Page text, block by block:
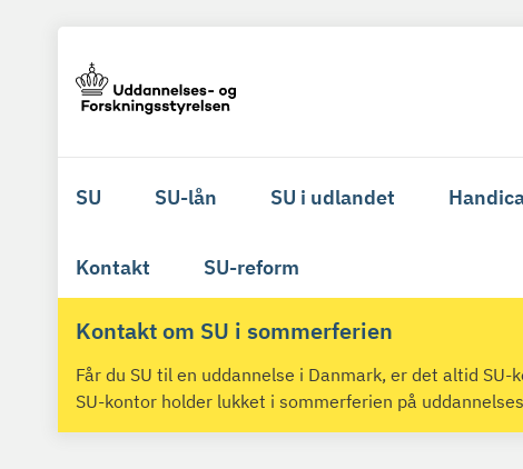
SU SU-lån SU i udlandet
Kontakt SU-reform
Kontakt om SU i sommerferien
Får du SU til en uddannelse i Danmark, er det altid
SU-kontor holder lukket i sommerferien på